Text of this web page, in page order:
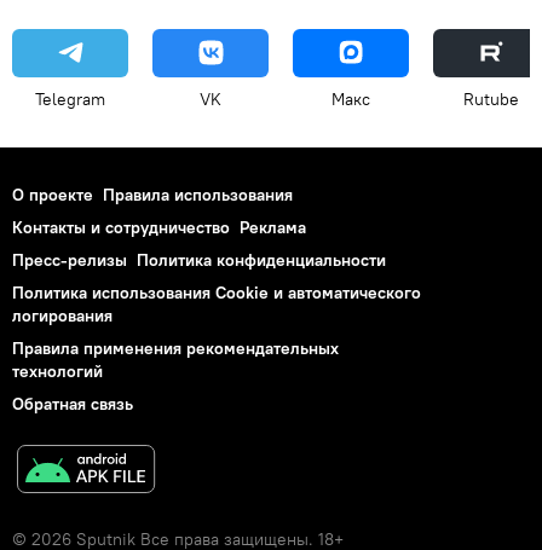
Telegram VK Макс Rutube
О проекте Правила использования
Контакты и сотрудничество Реклама
Пресс-релизы Политика конфиденциальности
Политика использования Cookie и автоматического
логирования
Правила применения рекомендательных
технологий
Обратная связь
© 2026 Sputnik Все права защищены. 18+